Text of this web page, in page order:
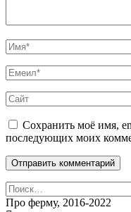
Сохранить моё имя,
последующих моих
Найти:
Про ферму, 2016-2022